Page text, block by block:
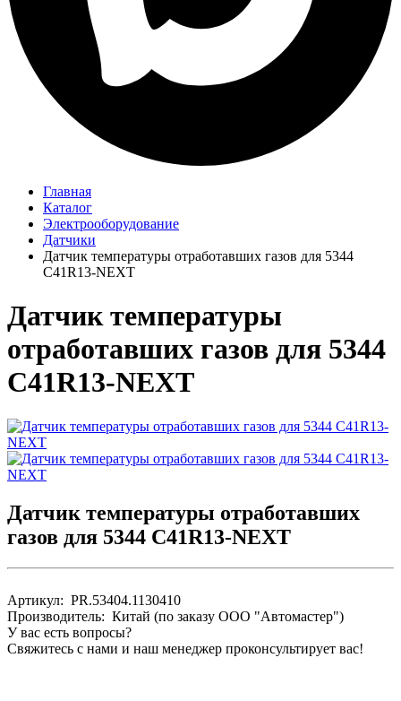
Главная
Каталог
Электрооборудование
Датчики
Датчик температуры отработавших газов для 5344
C41R13-NEXT
Датчик температуры
отработавших газов для 5344
C41R13-NEXT
Датчик температуры отработавших
газов для 5344 C41R13-NEXT
Артикул: PR.53404.1130410
Производитель: Китай (по заказу ООО "Автомастер")
У вас есть вопросы?
Свяжитесь с нами и наш менеджер проконсультирует вас!